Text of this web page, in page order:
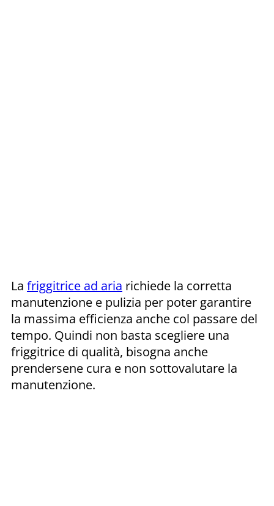
La friggitrice ad aria richiede la corretta
manutenzione e pulizia per poter garantire
la massima efficienza anche col passare del
tempo. Quindi non basta scegliere una
friggitrice di qualità, bisogna anche
prendersene cura e non sottovalutare la
manutenzione.